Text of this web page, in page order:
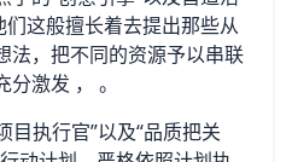
们这般擅长着去提出那些从
法，把不同的资源予以串联
激发 ， 。
目执行官”以及“品质把关